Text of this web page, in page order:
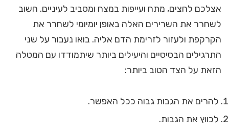
אצלכם לחצים, מתח ועייפות במצח ומסביב לעיניים. חשוב
לשחרר את השרירים האלה באופן יומיומי לשחרר את
הקרקפת ולעזור לזרימת הדם אליה. בואו נעבור על שני
התרגילים הבסיסיים והיעילים ביותר שיתמודדו עם המטלה
הזאת על הצד הטוב ביותר:
להרים את הגבות גבוה ככל האפשר.
לכווץ את הגבות.